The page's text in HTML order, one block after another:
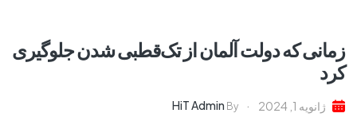
زمانی که دولت آلمان از تک‌قطبی شدن جلوگیری
کرد
ژانویه 1, 2024 By
HiT Admin